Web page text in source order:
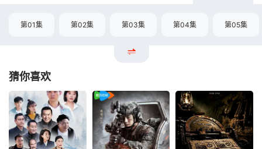
第01集 第02集 第03集 第04集 第05集
猜你喜欢